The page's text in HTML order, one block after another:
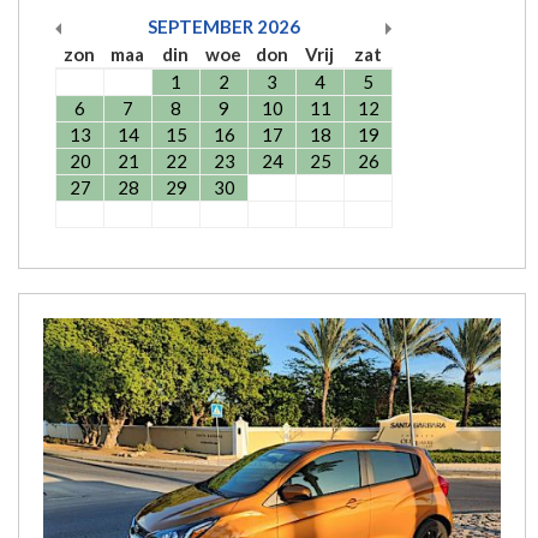
SEPTEMBER 2026
zon
maa din woe don Vrij
zat
1
2 3 4
5
6
7 8 9 10 11
12
13
14 15 16 17 18
19
20
21 22 23 24 25
26
27
28 29 30